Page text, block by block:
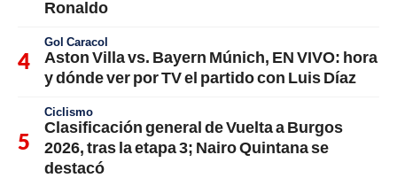
Ronaldo
Gol Caracol
Aston Villa vs. Bayern Múnich, EN VIVO: hora
y dónde ver por TV el partido con Luis Díaz
Ciclismo
Clasificación general de Vuelta a Burgos
2026, tras la etapa 3; Nairo Quintana se
destacó